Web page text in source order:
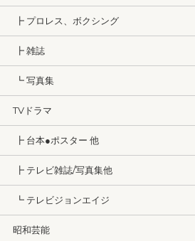
┣ プロレス、ボクシング
┣ 雑誌
┗ 写真集
TVドラマ
┣ 台本●ポスター 他
┣ テレビ雑誌/写真集他
┗ テレビジョンエイジ
昭和芸能